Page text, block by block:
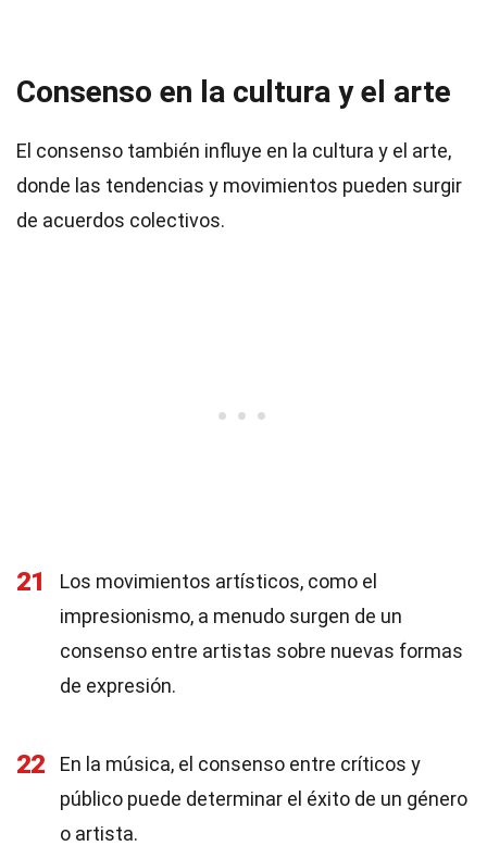
Consenso en la cultura y el arte
El consenso también influye en la cultura y el arte,
donde las tendencias y movimientos pueden surgir
de acuerdos colectivos.
21
Los movimientos artísticos, como el
impresionismo, a menudo surgen de un
consenso entre artistas sobre nuevas formas
de expresión.
22
En la música, el consenso entre críticos y
público puede determinar el éxito de un género
o artista.